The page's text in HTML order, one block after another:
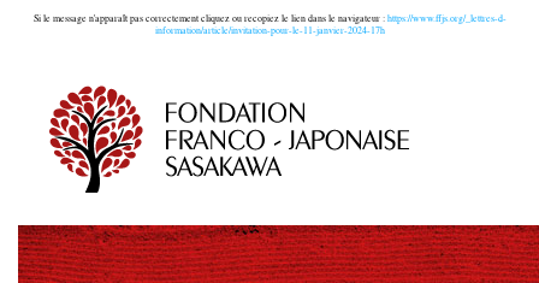
Si le message n'apparaît pas correctement cliquez ou recopiez le lien dans le navigateur : https://www.ffjs.org/_lettres-d-
information/article/invitation-pour-le-11-janvier-2024-17h